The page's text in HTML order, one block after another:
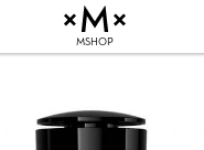
MSHOP